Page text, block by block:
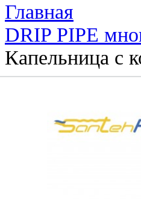
Главная
DRIP PIPE
Капельница с